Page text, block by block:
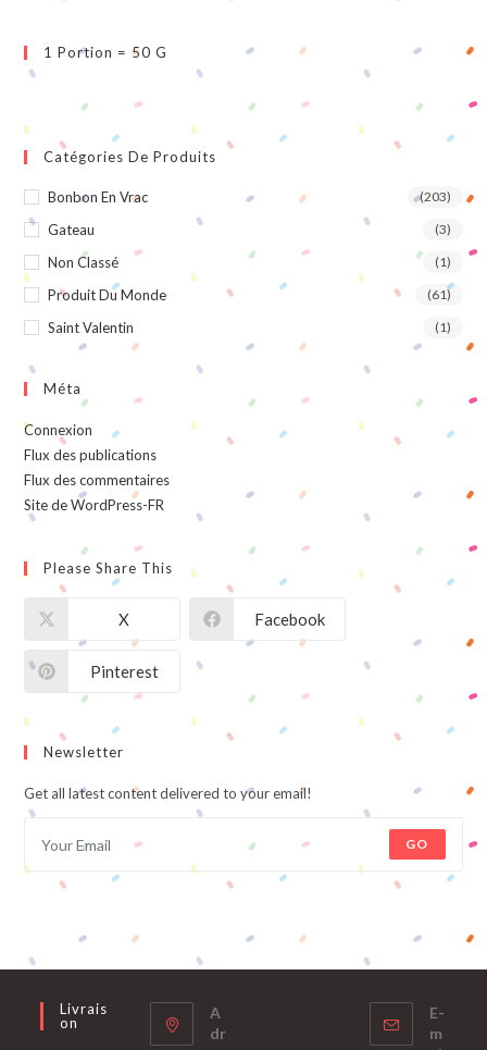
1 Portion = 50 G
Catégories De Produits
Bonbon En Vrac (203)
Gateau (3)
Non Classé (1)
Produit Du Monde (61)
Saint Valentin (1)
Méta
Connexion
Flux des publications
Flux des commentaires
Site de WordPress-FR
Please Share This
X Facebook
Pinterest
Newsletter
Get all latest content delivered to your email!
GO
Livrais
On
A
dr
E-
m